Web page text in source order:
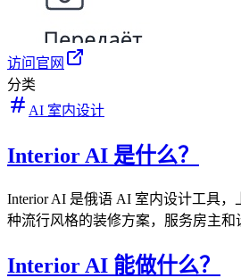
访问官网
分类
AI 室内设计
Interior AI 是什么？
Interior AI 是俄语 AI 室内设计工具
种流行风格的装修方案，服务房主和
Interior AI 能做什么？